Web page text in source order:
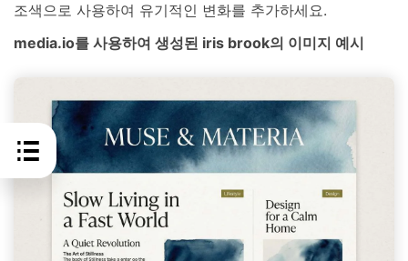
조색으로 사용하여 유기적인 변화를 추가하세요.
media.io를 사용하여 생성된 iris brook의 이미지 예시